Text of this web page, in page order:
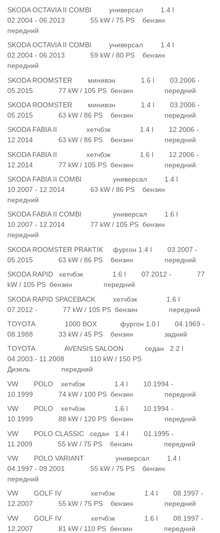
SKODA OCTAVIA II COMBI универсал 1.4 l
02.2004 - 06.2013 55 kW / 75 PS бензин
передний
SKODA OCTAVIA II COMBI универсал 1.4 l
02.2004 - 06.2013 59 kW / 80 PS бензин
передний
SKODA ROOMSTER минивэн 1.6 l 03.2006 -
05.2015 77 kW / 105 PS бензин передний
SKODA ROOMSTER минивэн 1.4 l 03.2006 -
05.2015 63 kW / 86 PS бензин передний
SKODA FABIA II хетчбэк 1.4 l 12.2006 -
12.2014 63 kW / 86 PS бензин передний
SKODA FABIA II хетчбэк 1.6 l 12.2006 -
12.2014 77 kW / 105 PS бензин передний
SKODA FABIA II COMBI универсал 1.4 l
10.2007 - 12.2014 63 kW / 86 PS бензин
передний
SKODA FABIA II COMBI универсал 1.6 l
10.2007 - 12.2014 77 kW / 105 PS бензин
передний
SKODA ROOMSTER PRAKTIK фургон 1.4 l 03.2007 -
05.2015 63 kW / 86 PS бензин передний
SKODA RAPID хетчбэк 1.6 l 07.2012 - 77
kW / 105 PS бензин передний
SKODA RAPID SPACEBACK хетчбэк 1.6 l
07.2012 - 77 kW / 105 PS бензин передний
TOYOTA 1000 BOX фургон 1.0 l 04.1969 -
08.1988 33 kW / 45 PS бензин задний
TOYOTA AVENSIS SALOON седан 2.2 l
04.2003 - 11.2008 110 kW / 150 PS
Дизель передний
VW POLO хетчбэк 1.4 l 10.1994 -
10.1999 74 kW / 100 PS бензин передний
VW POLO хетчбэк 1.6 l 10.1994 -
10.1999 88 kW / 120 PS бензин передний
VW POLO CLASSIC седан 1.4 l 01.1995 -
11.2009 55 kW / 75 PS бензин передний
VW POLO VARIANT универсал 1.4 l
04.1997 - 09.2001 55 kW / 75 PS бензин
передний
VW GOLF IV хетчбэк 1.4 l 08.1997 -
12.2007 55 kW / 75 PS бензин передний
VW GOLF IV хетчбэк 1.6 l 08.1997 -
12.2007 81 kW / 110 PS бензин передний